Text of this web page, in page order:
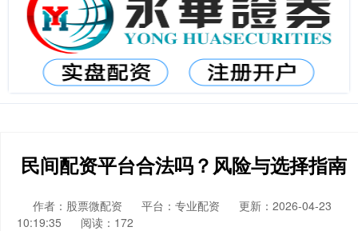
民间配资平台合法吗？风险与选择指南
作者：股票微配资 平台：专业配资
更新：2026-04-23
10:19:35
阅读：172